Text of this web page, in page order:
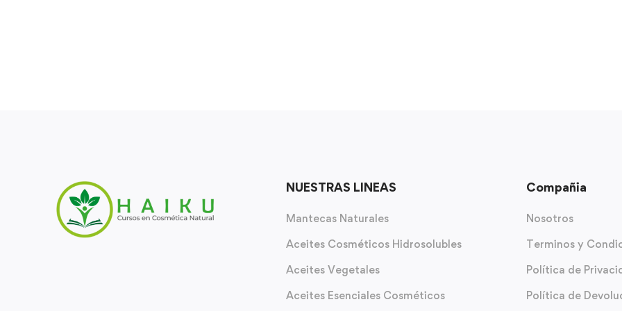
NUESTRAS LINEAS
Mantecas Naturales
Aceites Cosméticos Hidrosolubles
Aceites Vegetales
Aceites Esenciales Cosméticos
Compañia
Nosotros
Terminos y
Política de
Política de